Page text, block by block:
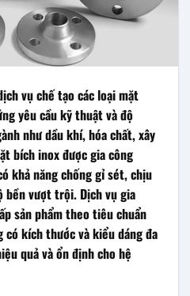
vụ chế tạo các loại mặt
yêu cầu kỹ thuật và độ
như dầu khí, hóa chất, xây
bích inox được gia công
khả năng chống gỉ sét, chịu
vượt trội. Dịch vụ gia
sản phẩm theo tiêu chuẩn
kích thước và kiểu dáng đa
quả và ổn định cho hệ